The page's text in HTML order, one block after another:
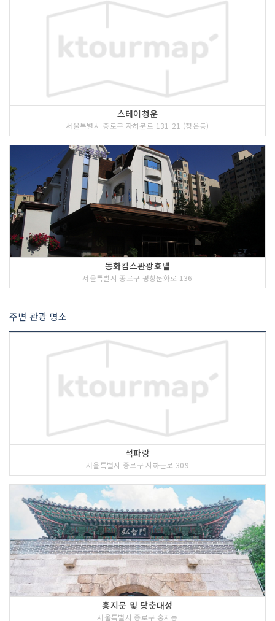
스테이청운
서울특별시 종로구 자하문로 131-21 (청운동)
동화킴스관광호텔
서울특별시 종로구 평창문화로 136
주변 관광 명소
석파랑
서울특별시 종로구 자하문로 309
홍지문 및 탕춘대성
서울특별시 종로구 홍지동